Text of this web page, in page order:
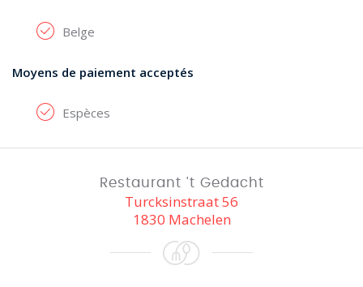
Belge
Moyens de paiement acceptés
Espèces
Restaurant 't Gedacht
Turcksinstraat 56
1830 Machelen